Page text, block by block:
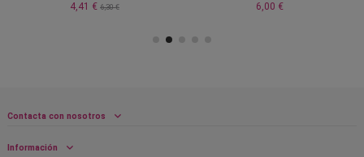
4,41 € 6,30 € 6,00 €
Contacta con nosotros
Información